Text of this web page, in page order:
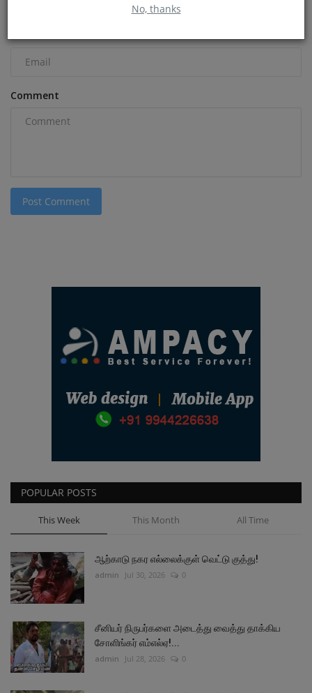
No, thanks
Comment
Post Comment
POPULAR POSTS
This Week This Month All Time
ஆற்காடு நகர எல்லைக்குள் வெட்டு குத்து!
admin Jul 30, 2026 0
சீனியர் நிருபர்களை அடைத்து வைத்து தாக்கிய
சோளிங்கர் எம்எல்ஏ!...
admin Jul 28, 2026 0